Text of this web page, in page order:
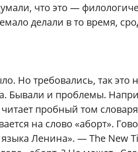
что это —
делали в то время,
Но требовались, так это
Бывали и проблемы.
пробный том
на слово «аборт».
языка Ленина». — The New